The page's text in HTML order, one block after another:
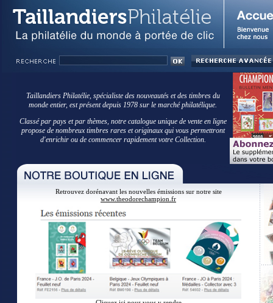
Taillandiers Philatélie, spécialiste des nouveautés et des timbres du
monde entier, est présent depuis 1978 sur le marché philatélique.
Classé par pays et par thèmes, notre catalogue unique de vente en ligne
propose de nombreux timbres rares et originaux qui vous permettront
d'enrichir ou de commencer rapidement votre Collection.
Retrouvez dorénavant les nouvelles émissions sur notre site
www.theodorechampion.fr